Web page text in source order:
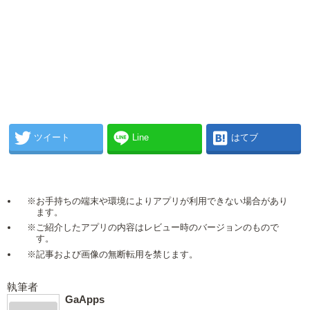
ツイート Line はてブ
※お手持ちの端末や環境によりアプリが利用できない場合があり
ます。
※ご紹介したアプリの内容はレビュー時のバージョンのもので
す。
※記事および画像の無断転用を禁じます。
執筆者
GaApps